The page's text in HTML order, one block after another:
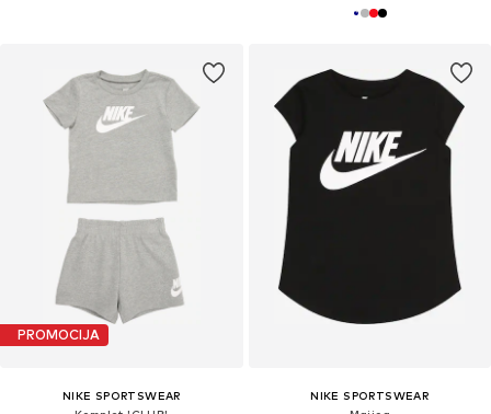
PROMOCIJA
NIKE SPORTSWEAR
NIKE SPORTSWEAR